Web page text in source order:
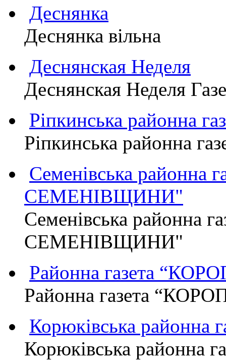
Деснянка
Деснянка вільна
Деснянская Неделя
Деснянская Неделя
Ріпкинська районна
Ріпкинська районна
Семенівська районна
СЕМЕНІВЩИНИ"
Семенівська районна
СЕМЕНІВЩИНИ"
Районна газета
Районна газета
Корюківська районна
Корюківська районна